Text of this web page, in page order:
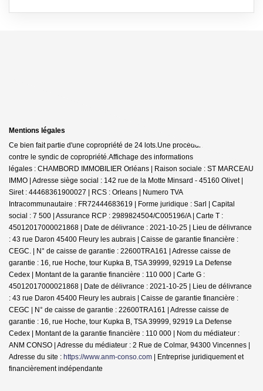
Mentions légales
Ce bien fait partie d'une copropriété de 24 lots.Une procédure est en cours
contre le syndic de copropriété.Affichage des informations
légales : CHAMBORD IMMOBILIER Orléans | Raison sociale : ST MARCEAU
IMMO | Adresse siège social : 142 rue de la Motte Minsard - 45160 Olivet |
Siret : 44468361900027 | RCS : Orleans | Numero TVA
Intracommunautaire : FR72444683619 | Forme juridique : Sarl | Capital
social : 7 500 | Assurance RCP : 2989824504/C005196/A | Carte T :
45012017000021868 | Date de délivrance : 2021-10-25 | Lieu de délivrance
: 43 rue Daron 45400 Fleury les aubrais | Caisse de garantie financière :
CEGC. | N° de caisse de garantie : 22600TRA161 | Adresse caisse de
garantie : 16, rue Hoche, tour Kupka B, TSA 39999, 92919 La Defense
Cedex | Montant de la garantie financière : 110 000 | Carte G :
45012017000021868 | Date de délivrance : 2021-10-25 | Lieu de délivrance
: 43 rue Daron 45400 Fleury les aubrais | Caisse de garantie financière :
CEGC | N° de caisse de garantie : 22600TRA161 | Adresse caisse de
garantie : 16, rue Hoche, tour Kupka B, TSA 39999, 92919 La Defense
Cedex | Montant de la garantie financière : 110 000 | Nom du médiateur :
ANM CONSO | Adresse du médiateur : 2 Rue de Colmar, 94300 Vincennes |
Adresse du site : https://www.anm-conso.com | Entreprise juridiquement et
financièrement indépendante